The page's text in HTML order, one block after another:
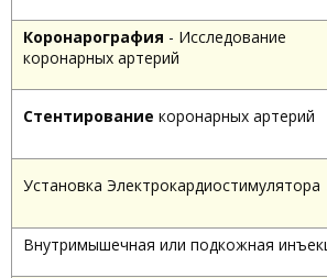
Коронарография - Исследование
коронарных артерий
Стентирование коронарных артерий
Установка Электрокардиостимулятора
Внутримышечная или подкожная